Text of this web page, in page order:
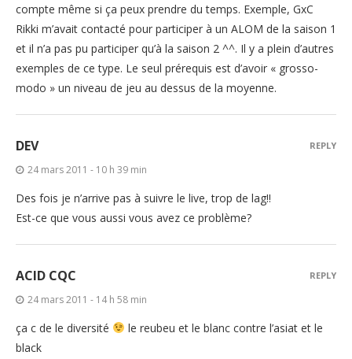
compte même si ça peux prendre du temps. Exemple, GxC
Rikki m’avait contacté pour participer à un ALOM de la saison 1
et il n’a pas pu participer qu’à la saison 2 ^^. Il y a plein d’autres
exemples de ce type. Le seul prérequis est d’avoir « grosso-
modo » un niveau de jeu au dessus de la moyenne.
DEV
24 mars 2011 - 10 h 39 min
Des fois je n’arrive pas à suivre le live, trop de lag!!
Est-ce que vous aussi vous avez ce problème?
REPLY
ACID CQC
24 mars 2011 - 14 h 58 min
ça c de le diversité
le reubeu et le blanc contre l’asiat et le
black
REPLY